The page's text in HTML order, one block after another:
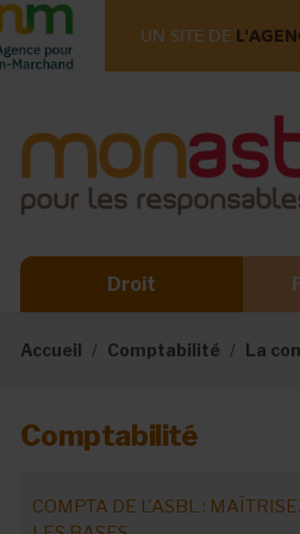
UN SITE DE
Droit
Accueil Comptabilité La
Comptabilité
COMPTA DE L'ASBL :